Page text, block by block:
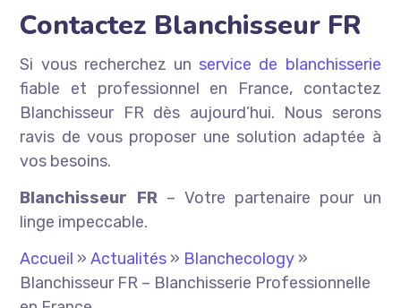
Contactez Blanchisseur FR
Si vous recherchez un service de blanchisserie
fiable et professionnel en France, contactez
Blanchisseur FR dès aujourd’hui. Nous serons
ravis de vous proposer une solution adaptée à
vos besoins.
Blanchisseur FR– Votre partenaire pour un
linge impeccable.
Accueil »Actualités » Blanchecology »
Blanchisseur FR – Blanchisserie Professionnelle